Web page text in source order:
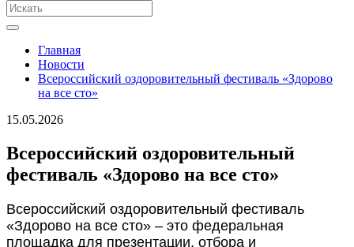
Главная
Новости
Всероссийский оздоровительный фестиваль «Здорово
на все сто»
15.05.2026
Всероссийский оздоровительный
фестиваль «Здорово на все сто»
Всероссийский оздоровительный фестиваль
«Здорово на все сто» – это федеральная
площадка для презентации, отбора и